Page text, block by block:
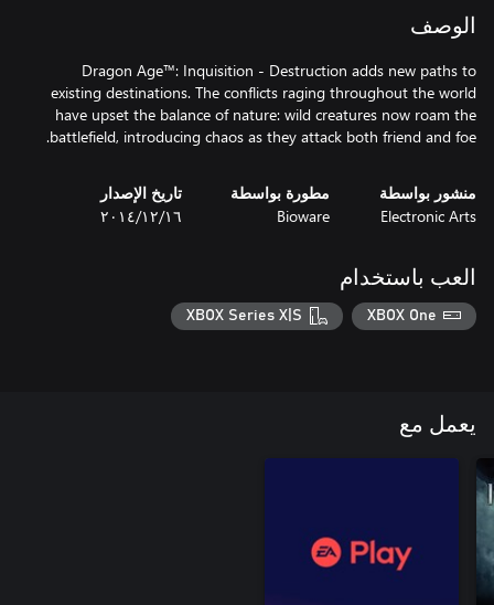
الوصف
Dragon Age™: Inquisition - Destruction adds new paths to
existing destinations. The conflicts raging throughout the world
have upset the balance of nature: wild creatures now roam the
battlefield, introducing chaos as they attack both friend and foe.
منشور بواسطة
Electronic Arts
مطورة بواسطة
Bioware
تاريخ الإصدار
١٦‏/١٢‏/٢٠١٤
العب باستخدام
XBOX One
XBOX Series X|S
يعمل مع